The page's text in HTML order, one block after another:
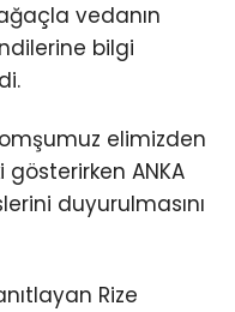
vedanın
bilgi
elimizden
gösterirken ANKA
duyurulmasını
Rize